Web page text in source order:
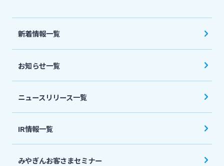
株主・投資家の皆さま
ニュースリリース一覧
採用情報
新着情報一覧
お知らせ一覧
ニュースリリース一覧
IR情報一覧
みやぎんお客さまセミナー